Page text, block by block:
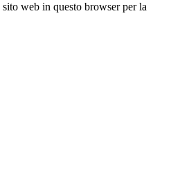
web in questo browser per la